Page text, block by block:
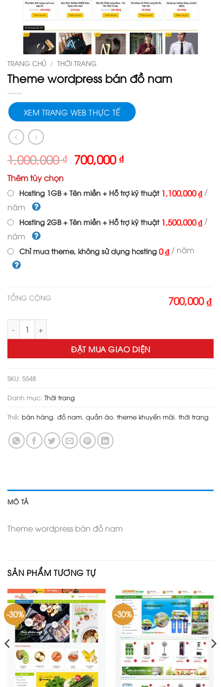
TRANG CHỦ / THỜI TRANG
Theme wordpress bán đồ nam
XEM TRANG WEB THỰC TẾ
1,000,000₫ Giá
gốc
1,000,000 ₫.
700,000₫Giá
là:
Thêm tùy chọn
Hosting 1GB + Tên miền + Hỗ trợ kỹ thuật 1,100,000 ₫ /
năm
Hosting 2GB + Tên miền + Hỗ trợ kỹ thuật 1,500,000 ₫ /
năm
Chỉ mua theme, không sử dụng hosting 0 ₫ / năm
TỔNG CỘNG 700,000 ₫
Theme wordpress bán đồ nam số lượng
ĐẶT MUA GIAO DIỆN
SKU: 5548
Danh mục: Thời trang
Thẻ: bán hàng, đồ nam, quần áo, theme khuyến mãi, thời trang
MÔ TẢ
Theme wordpress bán đồ nam
SẢN PHẨM TƯƠNG TỰ
-30% -30%